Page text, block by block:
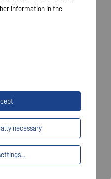
information in the
...
necessary